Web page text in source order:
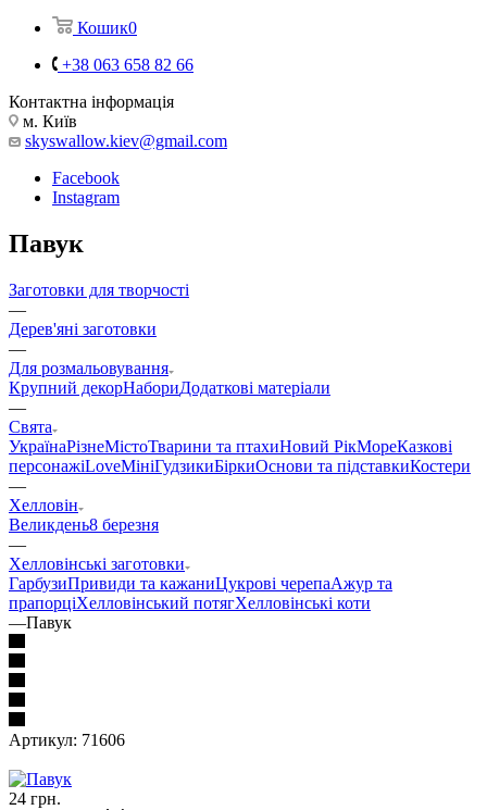
Кошик0
+38 063 658 82 66
Контактна інформація
м. Київ
skyswallow.kiev@gmail.com
Facebook
Instagram
Павук
Заготовки для творчості
—
Дерев'яні заготовки
—
Для розмальовування
Крупний декорНабориДодаткові матеріали
—
Свята
УкраїнаРізнеМістоТварини та птахиНовий РікМореКазкові
персонажіLoveМініГудзикиБіркиОснови та підставкиКостери
—
Хелловін
Великдень8 березня
—
Хелловінські заготовки
ГарбузиПривиди та кажаниЦукрові черепаАжур та
прапорціХелловінський потягХелловінські коти
—Павук
Артикул: 71606
24 грн.